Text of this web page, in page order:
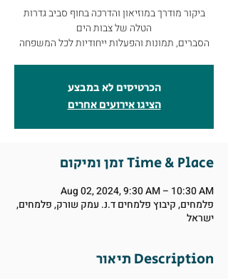
ביקור מודרך במוזיאון והדרכה בחוף סביב גדרות
הטלה של צבות הים
הסברים, תמונות והפעלות ייחודיות לכל המשפחה
הכרטיסים לא במבצע
הציגו אירועים אחרים
זמן ומיקום Time & Place
Aug 02, 2024, 9:30 AM – 10:30 AM
פלמחים, קיבוץ פלמחים ד.נ. עמק שורק, פלמחים,
ישראל
תיאור Description